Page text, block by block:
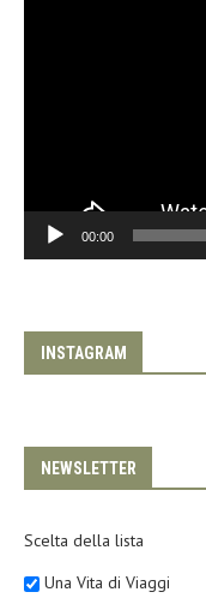
00:00
INSTAGRAM
NEWSLETTER
Scelta della lista
Una Vita di Viaggi